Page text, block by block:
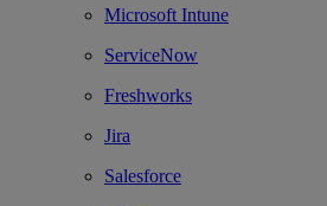
Microsoft Intune
ServiceNow
Freshworks
Jira
Salesforce